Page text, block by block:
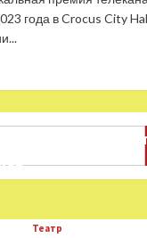
года в Crocus City
театральный
Театр